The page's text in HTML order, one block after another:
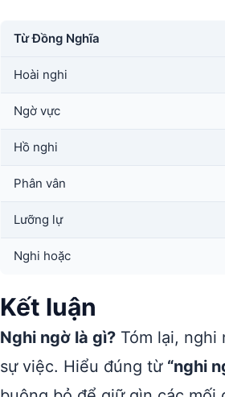
Từ Đồng Nghĩa
Hoài nghi
Ngờ vực
Hồ nghi
Phân vân
Lưỡng lự
Nghi hoặc
Kết luận
Nghi ngờ là gì? Tóm lại,
sự việc. Hiểu đúng từ “nghi